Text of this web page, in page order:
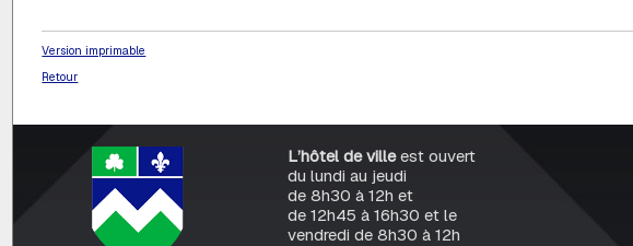
Version imprimable
Retour
L’hôtel de villeest ouvert
du lundi au jeudi
de 8h30 à 12h et
de 12h45 à 16h30 et le
vendredi de 8h30 à 12h